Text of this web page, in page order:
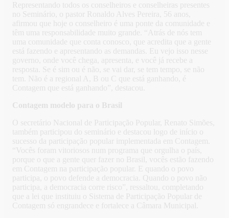
Representando todos os conselheiros e conselheiras presentes
no Seminário, o pastor Ronaldo Alves Pereira, 56 anos,
afirmou que hoje o conselheiro é uma ponte da comunidade e
têm uma responsabilidade muito grande. “Atrás de nós tem
uma comunidade que conta conosco, que acredita que a gente
está fazendo e apresentando as demandas. Eu vejo isso nesse
governo, onde você chega, apresenta, e você já recebe a
resposta. Se é sim ou é não, se vai dar, se tem tempo, se não
tem. Não é a regional A, B ou C que está ganhando, é
Contagem que está ganhando”, destacou.
Contagem modelo para o Brasil
O secretário Nacional de Participação Popular, Renato Simões,
também participou do seminário e destacou logo de início o
sucesso da participação popular implementada em Contagem.
“Vocês foram vitoriosos num programa que orgulha o país,
porque o que a gente quer fazer no Brasil, vocês estão fazendo
em Contagem na participação popular. E quando o povo
participa, o povo defende a democracia. Quando o povo não
participa, a democracia corre risco”, ressaltou, completando
que a lei que instituiu o Sistema de Participação Popular de
Contagem só engrandece e fortalece a Câmara Municipal.